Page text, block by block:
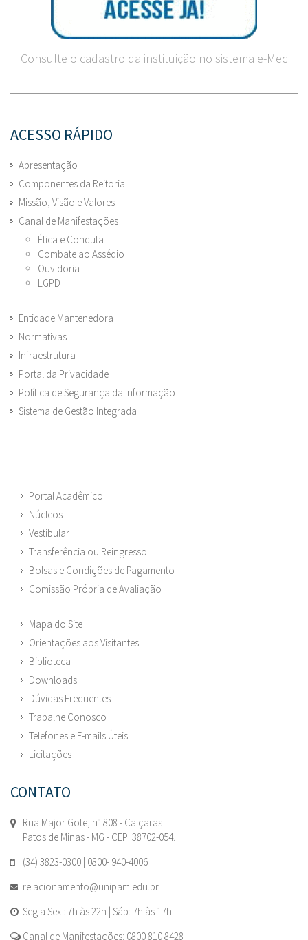
Consulte o cadastro da instituição no sistema e-Mec
ACESSO RÁPIDO
Apresentação
Componentes da Reitoria
Missão, Visão e Valores
Canal de Manifestações
Ética e Conduta
Combate ao Assédio
Ouvidoria
LGPD
Entidade Mantenedora
Normativas
Infraestrutura
Portal da Privacidade
Política de Segurança da Informação
Sistema de Gestão Integrada
Portal Acadêmico
Núcleos
Vestibular
Transferência ou Reingresso
Bolsas e Condições de Pagamento
Comissão Própria de Avaliação
Mapa do Site
Orientações aos Visitantes
Biblioteca
Downloads
Dúvidas Frequentes
Trabalhe Conosco
Telefones e E-mails Úteis
Licitações
CONTATO
Rua Major Gote, n° 808 - Caiçaras
Patos de Minas - MG - CEP: 38702-054.
(34) 3823-0300 | 0800- 940-4006
relacionamento@unipam.edu.br
Seg a Sex : 7h às 22h | Sáb: 7h às 17h
Canal de Manifestações: 0800 810 8428